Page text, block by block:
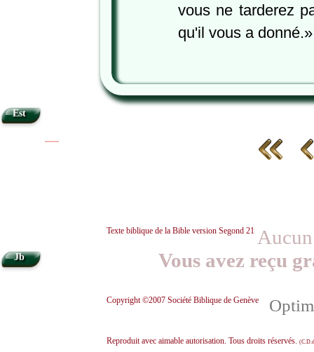
vous ne tarderez
qu'il vous a donné.»
Texte biblique de la Bible version Segond 21
Vous avez reçu
Copyright ©2007 Société Biblique de Genève
Reproduit avec aimable autorisation. Tous droits réservés.
Est
Jb